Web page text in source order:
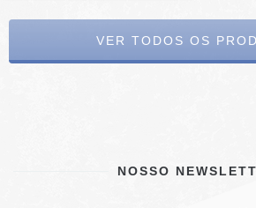
VER TODOS OS
NOSSO